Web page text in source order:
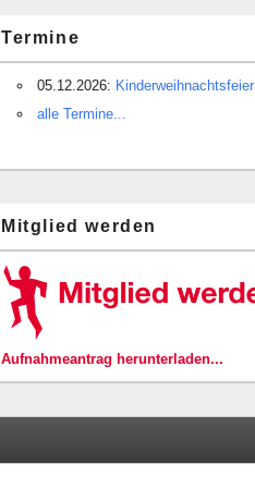
Termine
05.12.2026: Kinderweihnachtsfeier
alle Termine...
Mitglied werden
Aufnahmeantrag herunterladen...